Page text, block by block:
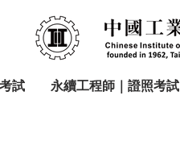
試 永續工程師｜證照考試